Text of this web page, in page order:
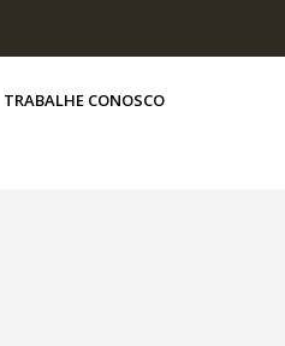
TRABALHE CONOSCO